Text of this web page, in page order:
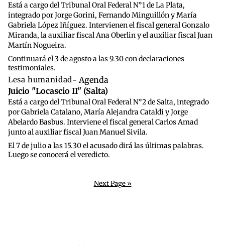
Está a cargo del Tribunal Oral Federal N°1 de La Plata,
integrado por Jorge Gorini, Fernando Minguillón y María
Gabriela López Iñíguez. Intervienen el fiscal general Gonzalo
Miranda, la auxiliar fiscal Ana Oberlin y el auxiliar fiscal Juan
Martín Nogueira.
Continuará el 3 de agosto a las 9.30 con declaraciones
testimoniales.
Lesa humanidad- Agenda
Juicio "Locascio II" (Salta)
Está a cargo del Tribunal Oral Federal N°2 de Salta, integrado
por Gabriela Catalano, María Alejandra Cataldi y Jorge
Abelardo Basbus. Interviene el fiscal general Carlos Amad
junto al auxiliar fiscal Juan Manuel Sivila.
El 7 de julio a las 15.30 el acusado dirá las últimas palabras.
Luego se conocerá el veredicto.
Next Page »